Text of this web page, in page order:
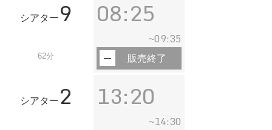
シアター 9
62分
08:25
~09:35
販売終了
シアター 2 13:20
~14:30